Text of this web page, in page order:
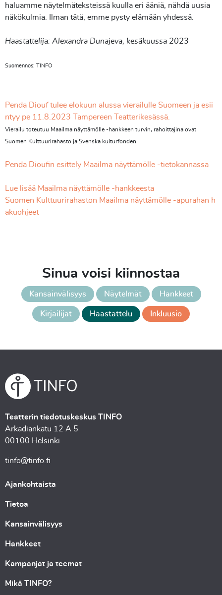
haluamme näytelmäteksteissä kuulla eri ääniä, nähdä uusia
näkökulmia. Ilman tätä, emme pysty elämään yhdessä.
Haastattelija: Alexandra Dunajeva, kesäkuussa 2023
Suomennos: TINFO
Penda Diouf tulee elokuun alussa vierailulle Suomeen ja esii
ntyy pe 11.8.2023 Tampereen Teatterikesässä.
Vierailu toteutuu Maailma näyttämölle -hankkeen turvin, rahoittajina ovat
Suomen Kulttuurirahasto ja Svenska kulturfonden.
Penda Dioufin esittely Maailma näyttämölle -tietokannassa
Lue lisää Maailma näyttämölle -hankkeesta
Suomen Kulttuurirahaston Maailma näyttämölle -apurahan h
akuohjeet
Sinua voisi kiinnostaa
Kansainvälisyys Näytelmät Hankkeet
Kirjailijat Haastattelu Inkluusio
Teatterin tiedotuskeskus TINFO
Arkadiankatu 12 A 5
00100 Helsinki
tinfo@tinfo.fi
Ajankohtaista
Tietoa
Kansainvälisyys
Hankkeet
Kampanjat ja teemat
Mikä TINFO?